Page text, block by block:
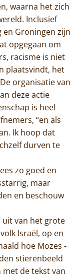
waarna het zich
Inclusief
en Groningen zijn
opgegaan om
racisme is niet
plaatsvindt, het
organisatie van
deze actie
is heel
“en als
Ik hoop dat
durven te
zo goed en
maar
en beschouw
uit van het grote
Israël, op en
hoe Mozes -
stierenbeeld
de tekst van